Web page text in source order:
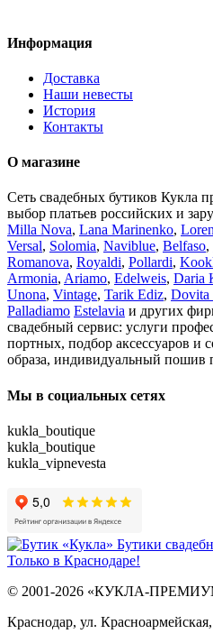
Информация
Доставка
Наши невесты
История
Контакты
О магазине
Сеть свадебных бутиков Кукла
выбор платьев российских и
Milla Nova, Lana Marinenko,
Versal, Solomia, Naviblue, Belfaso,
Romanova, Royaldi, Pollardi,
Armonia, Ariamo, Edelweis, Daria
Unona, Vintage, Tarik Ediz, Dovita
Palladiamo Estelavia и других
свадебный сервис: услуги
портных, подбор аксессуаров и
образа, индивидуальный пошив
Мы в социальных сетях
kukla_boutique
kukla_boutique
kukla_vipnevesta
Бутики
Только в Краснодаре!
© 2001-2026 «КУКЛА-
Краснодар, ул.